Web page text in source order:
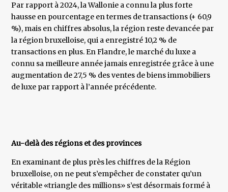
Par rapport à 2024, la Wallonie a connu la plus forte
hausse en pourcentage en termes de transactions (+ 60,9
%), mais en chiffres absolus, la région reste devancée par
la région bruxelloise, qui a enregistré 10,2 % de
transactions en plus. En Flandre, le marché du luxe a
connu sa meilleure année jamais enregistrée grâce à une
augmentation de 27,5 % des ventes de biens immobiliers
de luxe par rapport à l’année précédente.
Au-delà des régions et des provinces
En examinant de plus près les chiffres de la Région
bruxelloise, on ne peut s’empêcher de constater qu’un
véritable «triangle des millions» s’est désormais formé à